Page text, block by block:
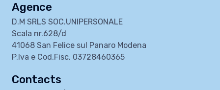
Agence
D.M SRLS SOC.UNIPERSONALE
Scala nr.628/d
41068 San Felice sul Panaro Modena
P.Iva e Cod.Fisc. 03728460365
Contacts